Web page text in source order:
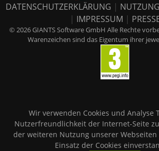
DATENSCHUTZERKLÄRUNG |
| IMPRESSUM |
© 2026 GIANTS Software GmbH Alle Rechte
Warenzeichen sind das Eigentum ihrer
Wir verwenden Cookies und Analyse
Nutzerfreundlichkeit der Internet-Seite
der weiteren Nutzung unserer
Einsatz der Cookies